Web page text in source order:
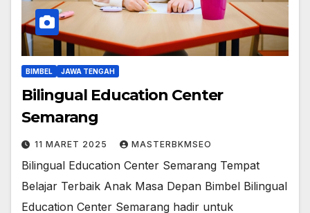
BIMBEL JAWA TENGAH
Bilingual Education Center
Semarang
11 MARET 2025 MASTERBKMSEO
Bilingual Education Center Semarang Tempat
Belajar Terbaik Anak Masa Depan Bimbel Bilingual
Education Center Semarang hadir untuk